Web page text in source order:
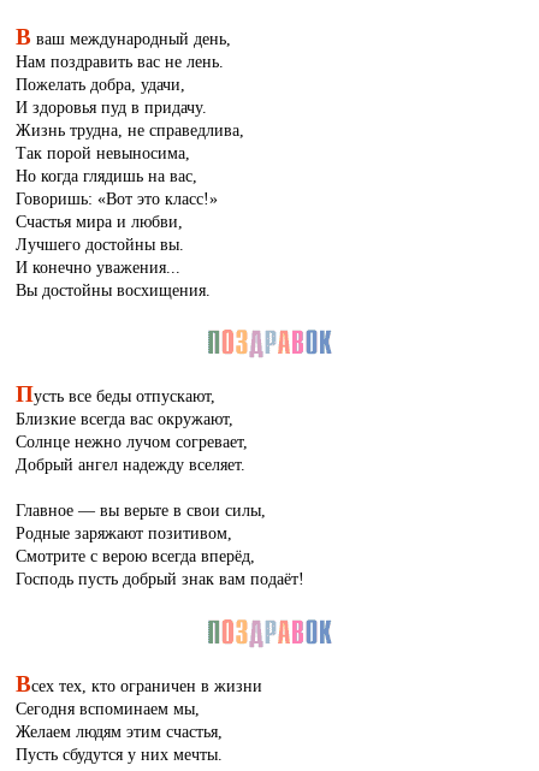
В ваш международный день,
Нам поздравить вас не лень.
Пожелать добра, удачи,
И здоровья пуд в придачу.
Жизнь трудна, не справедлива,
Так порой невыносима,
Но когда глядишь на вас,
Говоришь: «Вот это класс!»
Счастья мира и любви,
Лучшего достойны вы.
И конечно уважения...
Вы достойны восхищения.
Пусть все беды отпускают,
Близкие всегда вас окружают,
Солнце нежно лучом согревает,
Добрый ангел надежду вселяет.
Главное — вы верьте в свои силы,
Родные заряжают позитивом,
Смотрите с верою всегда вперёд,
Господь пусть добрый знак вам подаёт!
Всех тех, кто ограничен в жизни
Сегодня вспоминаем мы,
Желаем людям этим счастья,
Пусть сбудутся у них мечты.